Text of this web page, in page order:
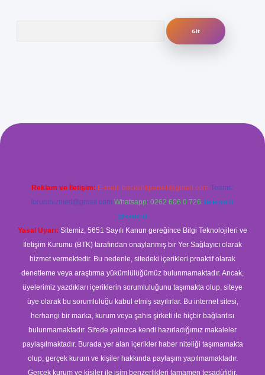
mi
Reklam ve İletişim: E-mail: backlinkpaneli@gmail.com Teams:
forumhizmeti@gmail.com Whatsapp: 0262 606 0 726 Telegram:
@karabul
Yasal Uyarı: Sitemiz, 5651 Sayılı Kanun gereğince Bilgi Teknolojileri ve
İletişim Kurumu (BTK) tarafından onaylanmış bir Yer Sağlayıcı olarak
hizmet vermektedir. Bu nedenle, sitedeki içerikleri proaktif olarak
denetleme veya araştırma yükümlülüğümüz bulunmamaktadır. Ancak,
üyelerimiz yazdıkları içeriklerin sorumluluğunu taşımakta olup, siteye
üye olarak bu sorumluluğu kabul etmiş sayılırlar. Bu internet sitesi,
herhangi bir marka, kurum veya şahıs şirketi ile hiçbir bağlantısı
bulunmamaktadır. Sitede yalnızca kendi hazırladığımız makaleler
paylaşılmaktadır. Burada yer alan içerikler haber niteliği taşımamakta
olup, gerçek kurum ve kişiler hakkında paylaşım yapılmamaktadır.
Gerçek kurum ve kişiler ile isim benzerlikleri tamamen tesadüfidir.